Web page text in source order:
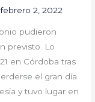
febrero 2, 2022
pudieron
previsto. Lo
en Córdoba tras
el gran día
y tuvo lugar en